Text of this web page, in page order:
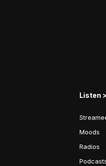
Listen >
Moods
Radios